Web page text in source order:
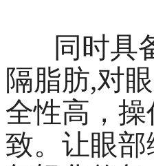
同时具
隔脂肪,对
全性高，
致。让眼